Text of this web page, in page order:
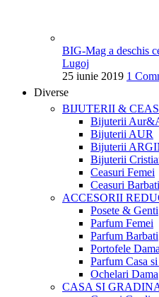
BIG-Mag a deschis
Lugoj
25 iunie 2019 1
Diverse
BIJUTERII &
Bijuterii
Bijuterii AUR
Bijuterii
Bijuterii
Ceasuri Femei
Ceasuri Barbati
ACCESORII
Posete & Genti
Parfum Femei
Parfum Barbati
Portofele
Parfum Casa
Ochelari Dama
CASA SI